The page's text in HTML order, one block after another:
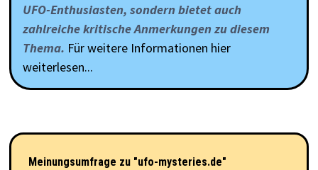
UFO-Enthusiasten, sondern bietet auch
zahlreiche kritische Anmerkungen zu diesem
Thema. Für weitere Informationen hier
weiterlesen...
Meinungsumfrage zu "ufo-mysteries.de"